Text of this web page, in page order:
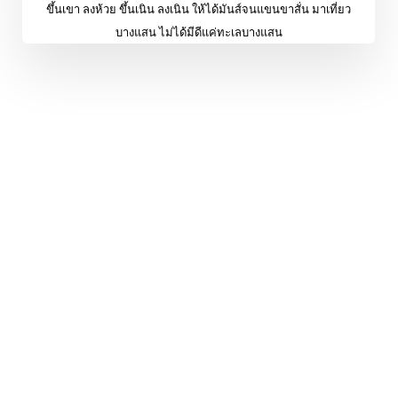
ขึ้นเขา ลงห้วย ขึ้นเนิน ลงเนิน ให้ได้มันส์จนแขนขาสั่น มาเที่ยว
บางแสน ไม่ได้มีดีแค่ทะเลบางแสน